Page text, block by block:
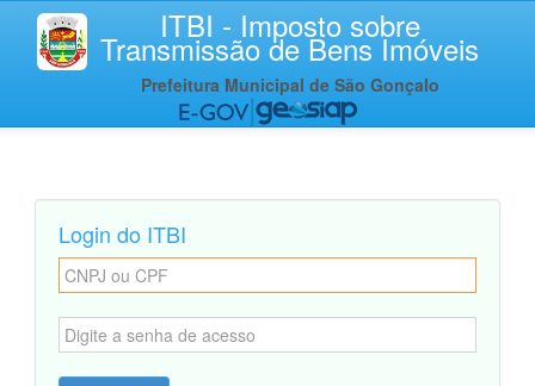
ITBI - Imposto sobre
Transmissão de Bens Imóveis
Prefeitura Municipal de São Gonçalo
Login do ITBI